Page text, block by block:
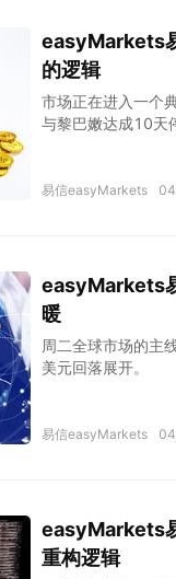
easyMarkets
的逻辑
市场正在进入一个
与黎巴嫩达成10天
易信easyMarkets
easyMarkets
暖
周二全球市场的主
美元回落展开。
易信easyMarkets
easyMarkets
重构逻辑